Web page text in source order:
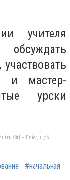
учителя
и мастер-
уроки
Ctrl + Enter, щоб
#начальная